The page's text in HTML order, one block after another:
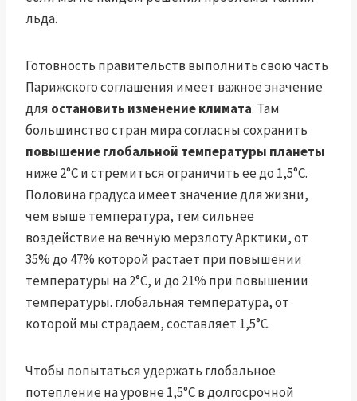
льда.
Готовность правительств выполнить свою часть
Парижского соглашения имеет важное значение
для остановить изменение климата. Там
большинство стран мира согласны сохранить
повышение глобальной температуры планеты
ниже 2°C и стремиться ограничить ее до 1,5°C.
Половина градуса имеет значение для жизни,
чем выше температура, тем сильнее
воздействие на вечную мерзлоту Арктики, от
35% до 47% которой растает при повышении
температуры на 2°C, и до 21% при повышении
температуры. глобальная температура, от
которой мы страдаем, составляет 1,5°C.
Чтобы попытаться удержать глобальное
потепление на уровне 1,5°C в долгосрочной